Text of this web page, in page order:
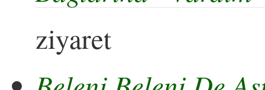
ziyaret